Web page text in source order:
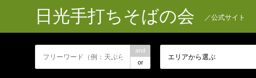
日光手打ちそばの会 ／公式サイト
and
or
エリアから選ぶ